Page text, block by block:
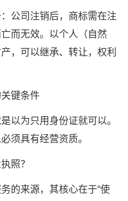
司注销后，商标需在注
而无效。以个人（自然
，可以继承、转让，权利
键条件
为只用身份证就可以。
须具有经营资质。
照？
来源，其核心在于“使